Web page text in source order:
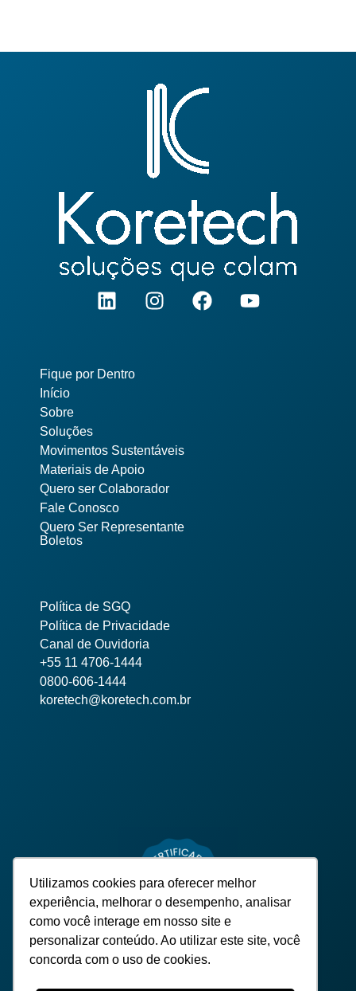
Utilizamos cookies para oferecer melhor
experiência, melhorar o desempenho, analisar
como você interage em nosso site e
personalizar conteúdo. Ao utilizar este site, você
concorda com o uso de cookies.
Fique por Dentro
Início
Sobre
Soluções
Movimentos Sustentáveis
Materiais de Apoio
Quero ser Colaborador
Fale Conosco
Quero Ser Representante
Boletos
Política de SGQ
Política de Privacidade
Canal de Ouvidoria
+55 11 4706-1444
0800-606-1444
koretech@koretech.com.br
TODOS OS DIREITOS RESERVADOS